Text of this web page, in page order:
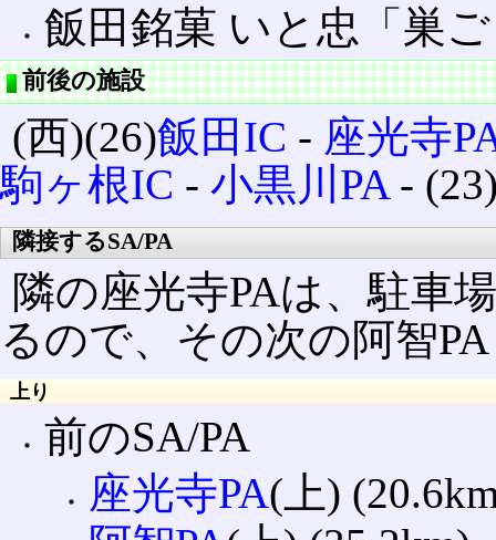
飯田銘菓 いと忠「巣
前後の施設
(西)(26)飯田IC ‐ 座光寺
駒ヶ根IC ‐ 小黒川PA‐
隣接するSA/PA
隣の座光寺PAは、駐車
るので、その次の阿智
上り
前のSA/PA
座光寺PA(上)